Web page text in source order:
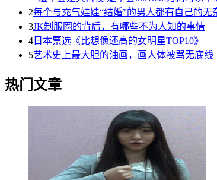
2每个与充气娃娃“结婚”的男人都有自己的无
3JK制服圈的背后，有哪些不为人知的事情
4 日本票选《比想像还高的女明星TOP10》
5艺术史上最大胆的油画，画人体被骂无底线
热门文章